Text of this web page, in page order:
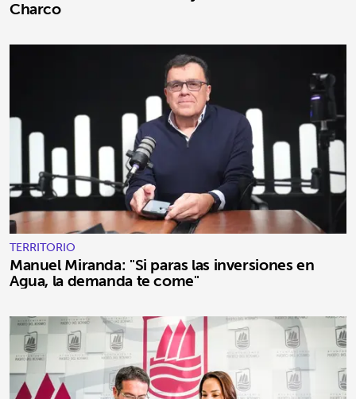
Charco
TERRITORIO
Manuel Miranda: "Si paras las inversiones en
Agua, la demanda te come"